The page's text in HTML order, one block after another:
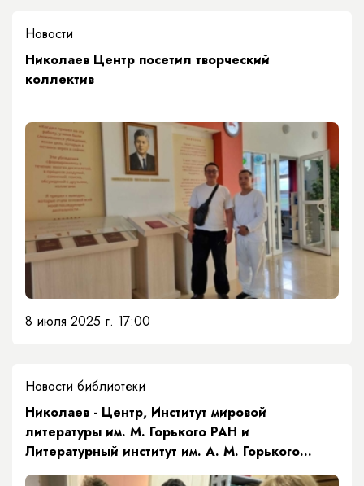
Новости
​Николаев Центр посетил творческий
коллектив
8 июля 2025 г. 17:00
Новости библиотеки
​Николаев - Центр, Институт мировой
литературы им. М. Горького РАН и
Литературный институт им. А. М. Горького
будут работать по пятилетию А.Е. Кулаковского